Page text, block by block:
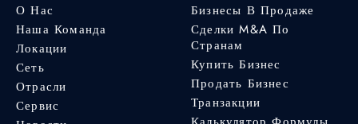
О Нас
Наша Команда
Локации
Сеть
Отрасли
Сервис
Бизнесы В Продаже
Сделки M&A По
Странам
Купить Бизнес
Продать Бизнес
Транзакции